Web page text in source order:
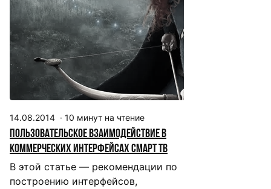
14.08.2014 · 10 минут на чтение
Пользовательское взаимодействие в
коммерческих интерфейсах Смарт ТВ
В этой статье — рекомендации по
построению интерфейсов,